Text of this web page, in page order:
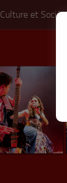
Culture et